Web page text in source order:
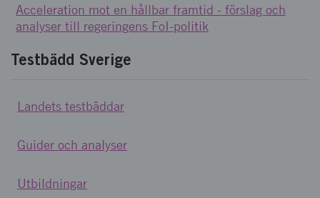
Acceleration mot en hållbar framtid - förslag och
analyser till regeringens FoI-politik
Testbädd Sverige
Landets testbäddar
Guider och analyser
Utbildningar